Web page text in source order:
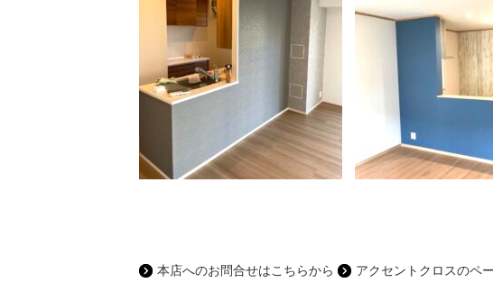
本店へのお問合せはこちらから アクセントクロスのペ